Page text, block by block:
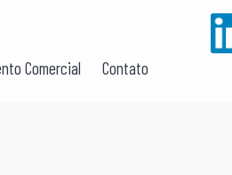
Comercial Contato